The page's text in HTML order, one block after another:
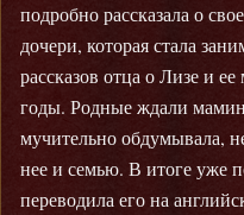
подробно рассказала о
дочери, которая стала
рассказов отца о Лизе и
годы. Родные ждали
мучительно обдумывала,
нее и семью. В итоге уже
переводила его на